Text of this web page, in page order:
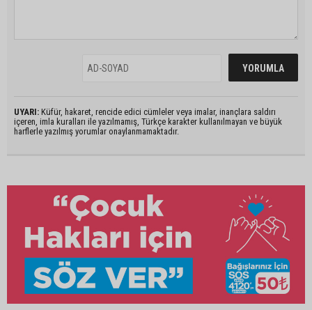
UYARI: Küfür, hakaret, rencide edici cümleler veya imalar, inançlara saldırı
içeren, imla kuralları ile yazılmamış, Türkçe karakter kullanılmayan ve büyük
harflerle yazılmış yorumlar onaylanmamaktadır.